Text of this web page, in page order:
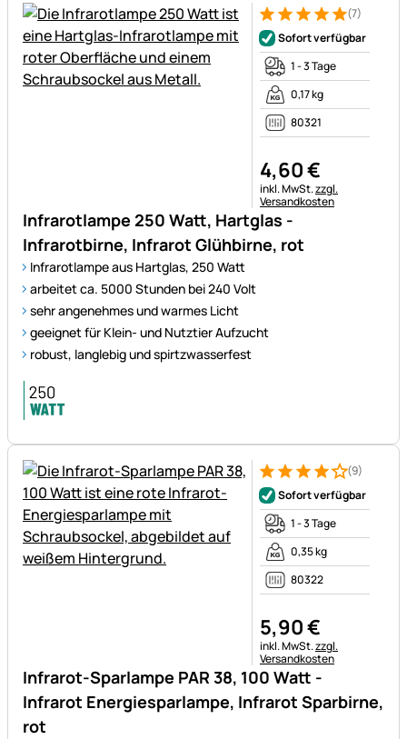
Infrarotlampe 250 Watt, Hartglas -
Infrarotbirne, Infrarot Glühbirne, rot
Infrarotlampe aus Hartglas, 250 Watt
arbeitet ca. 5000 Stunden bei 240 Volt
sehr angenehmes und warmes Licht
geeignet für Klein- und Nutztier Aufzucht
robust, langlebig und spirtzwasserfest
Bewertung: 5 von 5 (7
7 Bewertungen
(7)
Sofort verfügbar
1 - 3 Tage
0,17 kg
80321
4,60€
Steuerhinweis:
inkl. MwSt.zzgl.
Versandkosten
Infrarot-Sparlampe PAR 38, 100 Watt -
Infrarot Energiesparlampe, Infrarot Sparbirne,
rot
Bewertung: 4 von 5 (9
9 Bewertungen
(9)
Sofort verfügbar
1 - 3 Tage
0,35 kg
80322
5,90€
Steuerhinweis:
inkl. MwSt.zzgl.
Versandkosten